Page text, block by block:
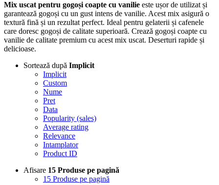
Mix uscat pentru gogoși coapte cu vanilie este ușor de utilizat și
garantează gogoși cu un gust intens de vanilie. Acest mix asigură o
textură fină și un rezultat perfect. Ideal pentru gelaterii și cafenele
care doresc gogoși de calitate superioară. Crează gogoși coapte cu
vanilie de calitate premium cu acest mix uscat. Deserturi rapide și
delicioase.
Sortează după Implicit
Implicit
Custom
Nume
Pret
Data
Popularity (sales)
Average rating
Relevance
Intamplator
Product ID
Afisare 15 Produse pe pagină
15 Produse pe pagină